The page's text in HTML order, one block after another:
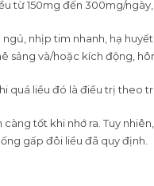
từ 150mg đến 300mg/
nhịp tim nhanh, hạ
sảng và/hoặc kích động,
liều đó là điều trị theo
tốt khi nhớ ra. Tuy
gấp đôi liều đã quy định.